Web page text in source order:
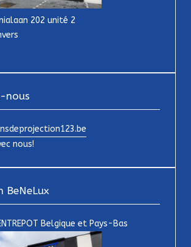
202 unité 2
nous
nous!
BeNeLux
Belgique et Pays-Bas